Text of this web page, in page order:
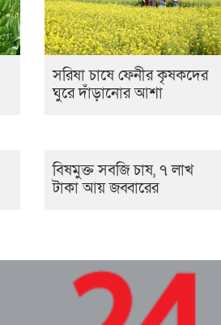
সরিষা চাষে ফেনীর কৃষকদের
ঘুরে দাঁড়ানোর আশা
বিষমুক্ত সবজি চাষ, ৭ লাখ
টাকা আয় জব্বারের